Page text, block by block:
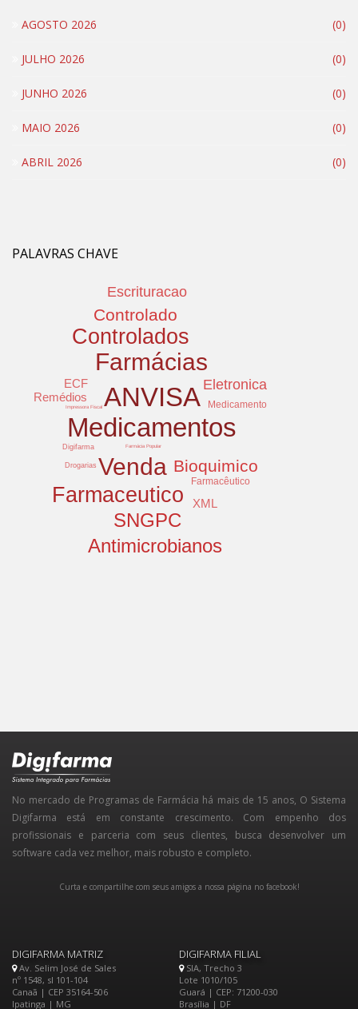
AGOSTO 2026 (0)
JULHO 2026 (0)
JUNHO 2026 (0)
MAIO 2026 (0)
ABRIL 2026 (0)
PALAVRAS CHAVE
Medicamentos
ANVISA
Venda
Farmácias
Farmaceutico
Controlados
SNGPC
Antimicrobianos
Controlado
Bioquimico
Eletronica
Escrituracao
XML
ECF
Remédios
Medicamento
Farmacêutico
Digifarma
Drogarias
Farmácia Popular
Impressora Fiscal
No mercado de Programas de Farmácia há mais de 15 anos, O Sistema
Digifarma está em constante crescimento. Com empenho dos
profissionais e parceria com seus clientes, busca desenvolver um
software cada vez melhor, mais robusto e completo.
Curta e compartilhe com seus amigos a nossa página no facebook!
DIGIFARMA MATRIZ
Av. Selim José de Sales
nº 1548, sl 101-104
Canaã | CEP 35164-506
Ipatinga | MG
DIGIFARMA FILIAL
SIA, Trecho 3
Lote 1010/105
Guará | CEP: 71200-030
Brasília | DF